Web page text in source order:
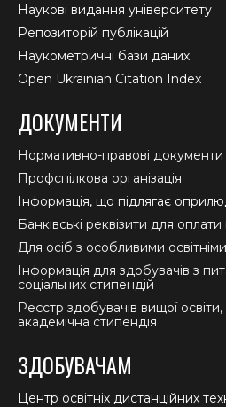
Наукові видання університету
Репозиторій публікацій
Наукометричні бази даних
Open Ukrainian Citation Index
ДОКУМЕНТИ
Нормативно-правові документи
Профспілкова організація
Інформація, що підлягає
Банківські реквізити для
Для осіб з особливими
Інформація для здобувачів з
соціальних стипендій
Реєстр здобувачів вищої
академічна стипендія
ЗДОБУВАЧАМ
Центр освітніх дистанційних